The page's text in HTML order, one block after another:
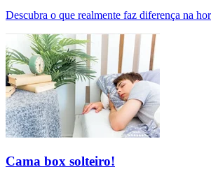
Descubra o que realmente faz diferença na
Cama box solteiro!